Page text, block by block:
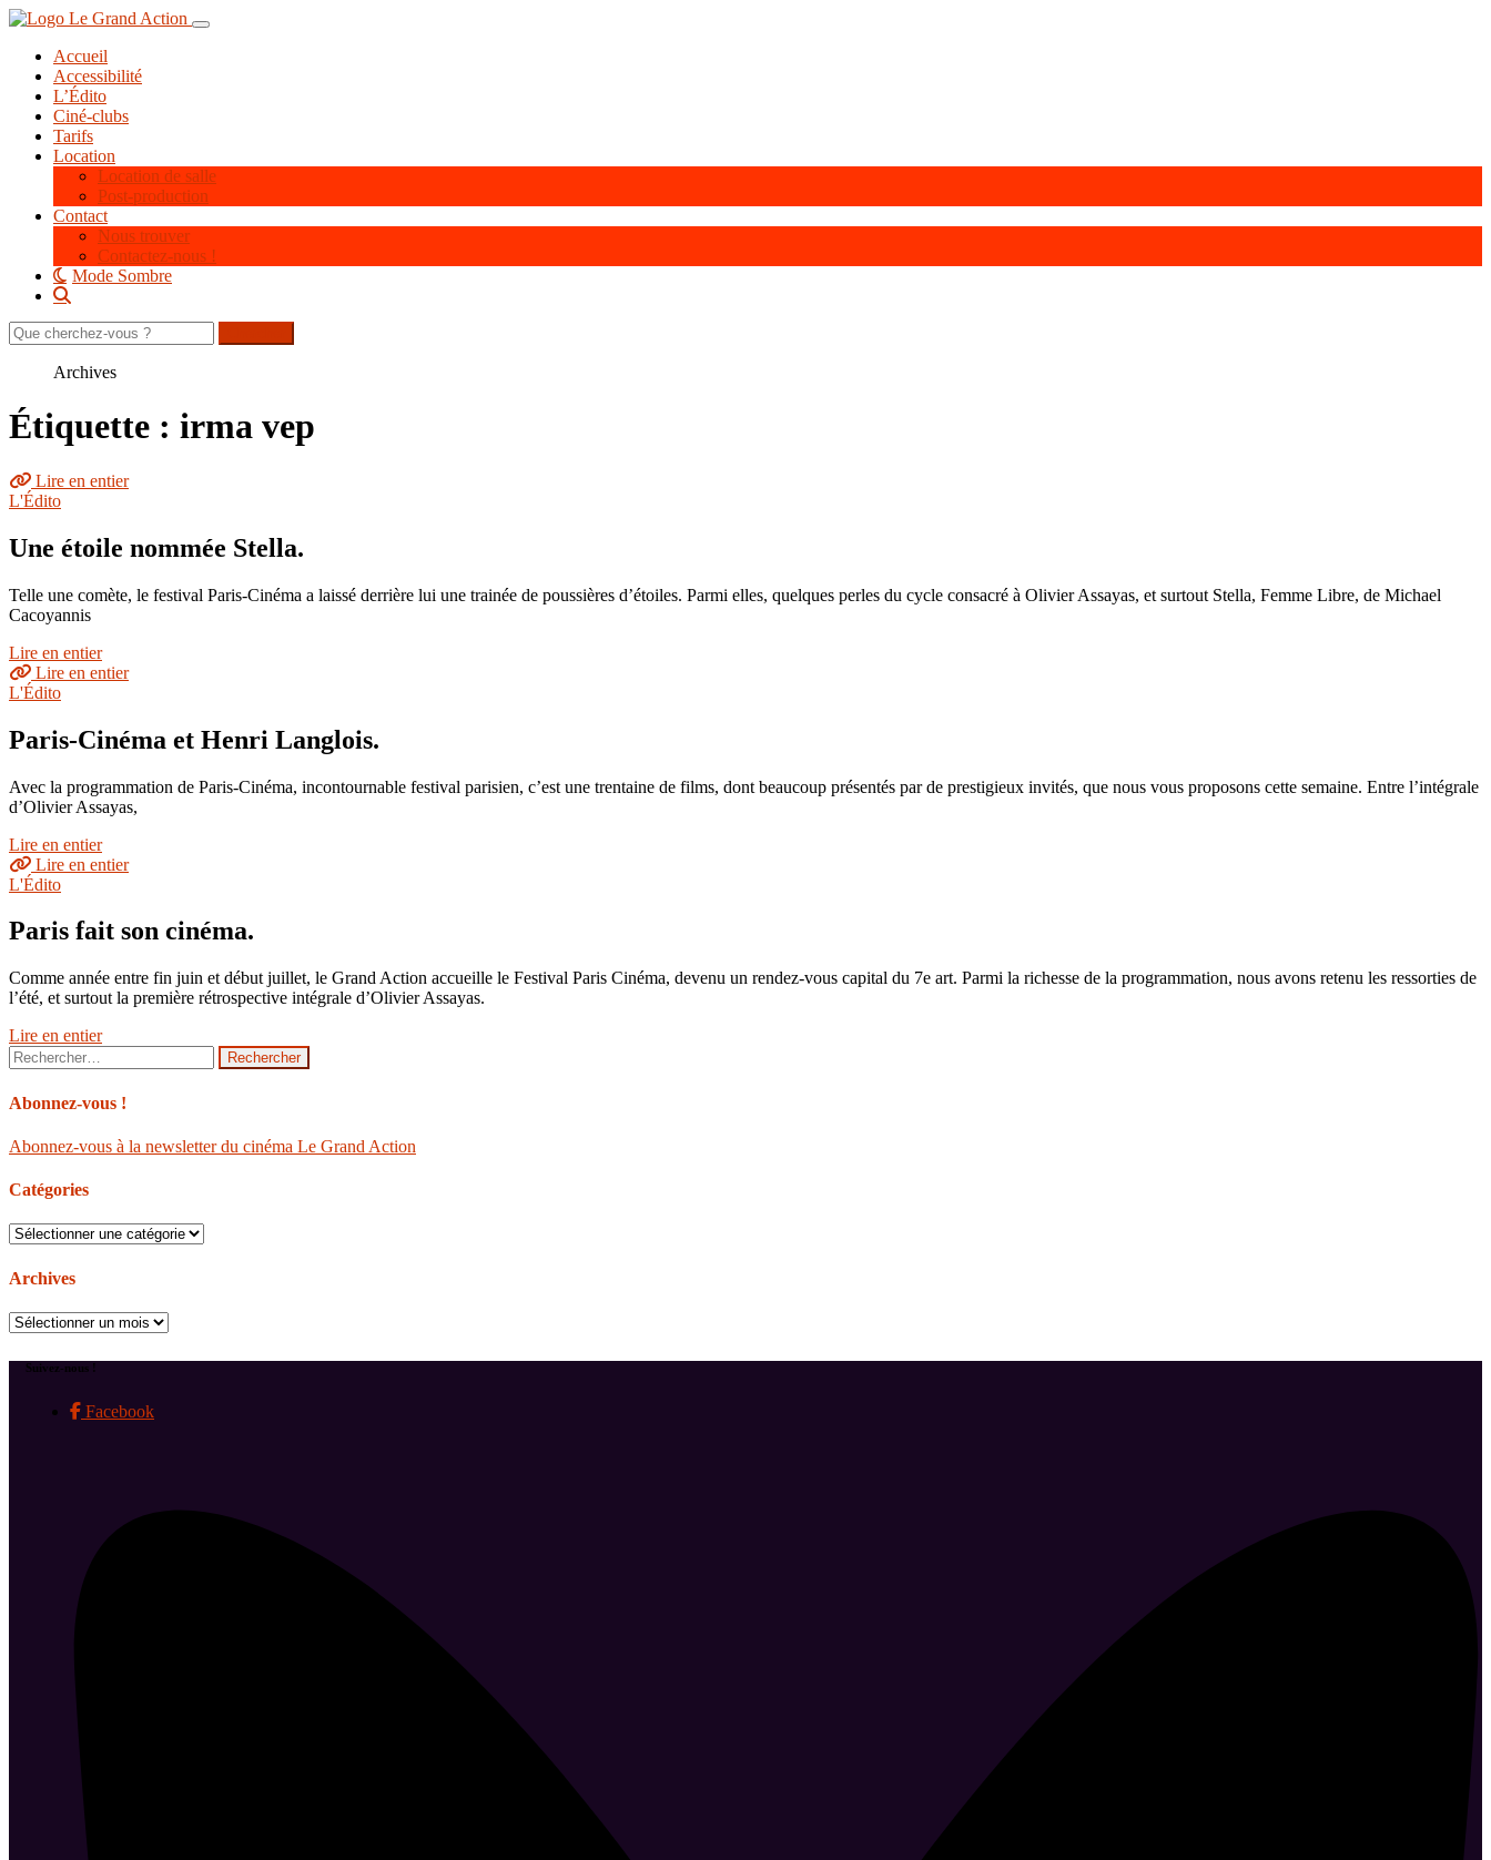
Aller
contenu
principal
Toggle navigation
Accueil
Accessibilité
L’Édito
Ciné-clubs
Tarifs
Location
Location de salle
Post-production
Contact
Nous trouver
Contactez-nous !
Mode Sombre
Rechercher
sur
Archives
Étiquette : irma vep
Lire en entier
L'Édito
Une étoile nommée Stella.
Telle une comète, le festival Paris-Cinéma a laissé derrière lui une trainée de poussières d’étoiles. Parmi elles, quelques perles du cycle consacré à Olivier Assayas, et surtout Stella, Femme Libre, de Michael
Cacoyannis
Lire en entier
Lire en entier
L'Édito
Paris-Cinéma et Henri Langlois.
Avec la programmation de Paris-Cinéma, incontournable festival parisien, c’est une trentaine de films, dont beaucoup présentés par de prestigieux invités, que nous vous proposons cette semaine. Entre l’intégrale
d’Olivier Assayas,
Lire en entier
Lire en entier
L'Édito
Paris fait son cinéma.
Comme année entre fin juin et début juillet, le Grand Action accueille le Festival Paris Cinéma, devenu un rendez-vous capital du 7e art. Parmi la richesse de la programmation, nous avons retenu les ressorties de
l’été, et surtout la première rétrospective intégrale d’Olivier Assayas.
Lire en entier
Rechercher :
Abonnez-vous !
Abonnez-vous à la newsletter du cinéma Le Grand Action
Catégories
Catégories
Archives
Archives
Suivez-nous !
Facebook